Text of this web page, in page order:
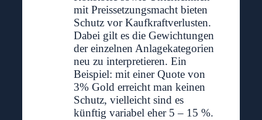
mit Preissetzungsmacht bieten
Schutz vor Kaufkraftverlusten.
Dabei gilt es die Gewichtungen
der einzelnen Anlagekategorien
neu zu interpretieren. Ein
Beispiel: mit einer Quote von
3% Gold erreicht man keinen
Schutz, vielleicht sind es
künftig variabel eher 5 – 15 %.